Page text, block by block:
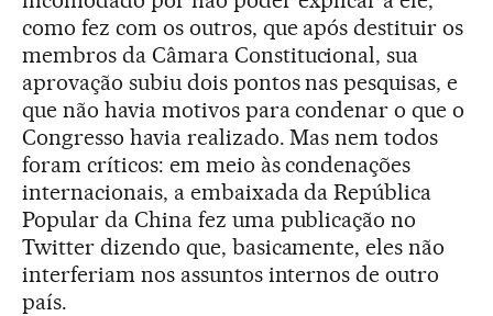
como fez com os outros, que após destituir os
membros da Câmara Constitucional, sua
aprovação subiu dois pontos nas pesquisas, e
que não havia motivos para condenar o que o
Congresso havia realizado. Mas nem todos
foram críticos: em meio às condenações
internacionais, a embaixada da República
Popular da China fez uma publicação no
Twitter dizendo que, basicamente, eles não
interferiam nos assuntos internos de outro
país.